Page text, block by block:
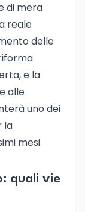
di mera
reale
delle
e la
alle
uno dei
la
mesi.
quali vie